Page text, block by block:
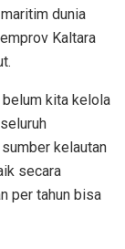
dunia
Kaltara
belum kita kelola
kelautan
secara
per tahun bisa